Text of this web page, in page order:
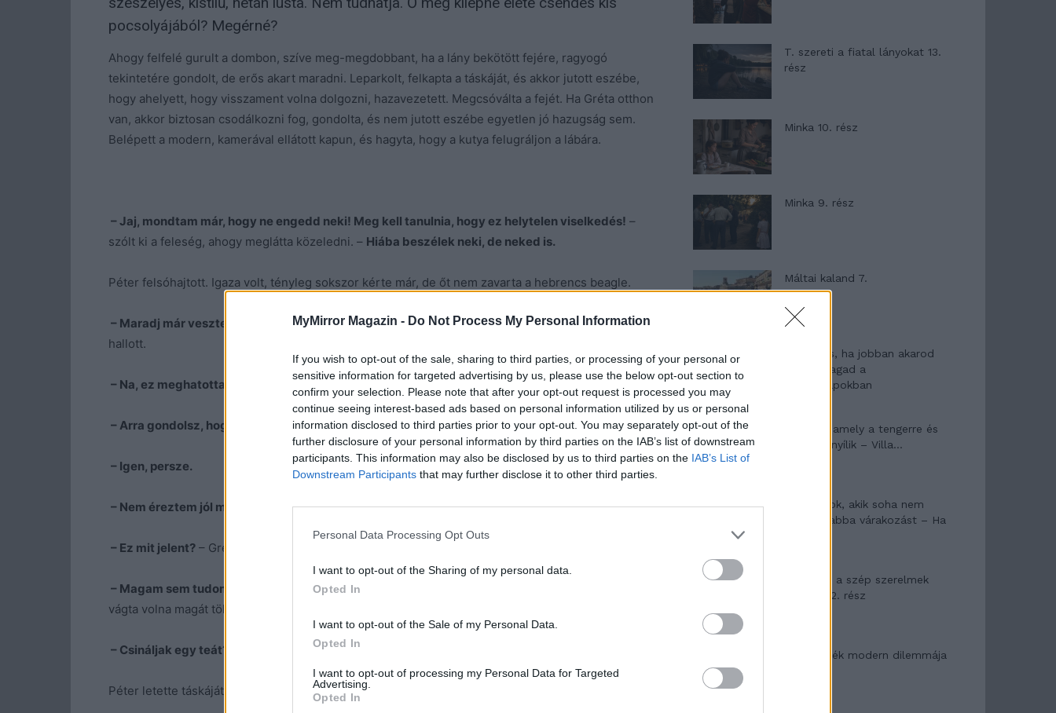
MyMirror Magazin - Do Not Process My Personal Information
If you wish to opt-out of the sale, sharing to third parties, or processing of your personal or
sensitive information for targeted advertising by us, please use the below opt-out section to
confirm your selection. Please note that after your opt-out request is processed you may
continue seeing interest-based ads based on personal information utilized by us or personal
information disclosed to third parties prior to your opt-out. You may separately opt-out of the
further disclosure of your personal information by third parties on the IAB’s list of downstream
participants. This information may also be disclosed by us to third parties on the IAB’s List of
Downstream Participants that may further disclose it to other third parties.
Personal Data Processing Opt Outs
I want to opt-out of the Sharing of my personal data.
Opted In
I want to opt-out of the Sale of my Personal Data.
Opted In
I want to opt-out of processing my Personal Data for Targeted
Advertising.
Opted In
pocsolyájából? Megérné?
Ahogy felfelé gurult a dombon, szíve meg-megdobbant, ha a lány bekötött fejére, ragyogó
tekintetére gondolt, de erős akart maradni. Leparkolt, felkapta a táskáját, és akkor jutott eszébe,
hogy ahelyett, hogy visszament volna dolgozni, hazavezetett. Megcsóválta a fejét. Ha Gréta otthon
van, akkor biztosan csodálkozni fog, gondolta, és nem jutott eszébe egyetlen jó hazugság sem.
Belépett a modern, kamerával ellátott kapun, és hagyta, hogy a kutya felugráljon a lábára.
– Jaj, mondtam már, hogy ne engedd neki! Meg kell tanulnia, hogy ez helytelen viselkedés! –
szólt ki a feleség, ahogy meglátta közeledni. – Hiába beszélek neki, de neked is.
Péter felsóhajtott. Igaza volt, tényleg sokszor kérte már, de őt nem zavarta a hebrencs beagle.
– Maradj már veszteg, te kis nyavalyás!– szólt rá a féléves kutyára, aki az örömtől se látott, se
hallott.
– Na, ez meghatotta! – jegyezte meg Gréta. –Történt valami?
– Arra gondolsz, hogy korábban jöttem?
– Igen, persze.
– Nem éreztem jól magam egész reggel!– hazudta. Ment, mint a vízfolyás.
– Ez mit jelent? – Gréta figyelmét nem kerülte el a semmitmondó válasz.
– Magam sem tudom, fáj a fejem, de legfőképp a gyomrom.
vágta volna magát tökéletes lódításáért. Túl könnyen megy, morogta magában.
– Csináljak egy teát? Vagy egy levest?
Péter letette táskáját az előszobában, és legyintett.
T. szereti a fiatal lányokat 13.
rész
Minka 10. rész
Minka 9. rész
Máltai kaland 7.
10 tanács, ha jobban akarod
érezni magad a
hétköznapokban
Egy ház, amely a tengerre és
a fényre nyílik – Villa...
A családok, akik soha nem
hagyták abba várakozást – Ha
Panna és a szép szerelmek
mítosza 2. rész
Az ereklyék modern dilemmája